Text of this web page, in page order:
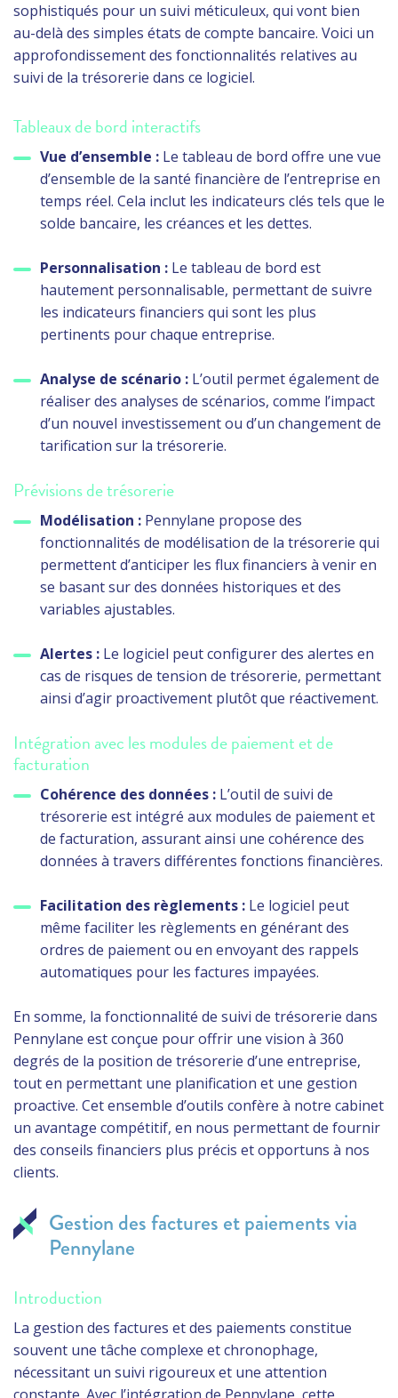
sophistiqués pour un suivi méticuleux, qui vont bien
au-delà des simples états de compte bancaire. Voici un
approfondissement des fonctionnalités relatives au
suivi de la trésorerie dans ce logiciel.
Tableaux de bord interactifs
Vue d’ensemble : Le tableau de bord offre une vue
d’ensemble de la santé financière de l’entreprise en
temps réel. Cela inclut les indicateurs clés tels que le
solde bancaire, les créances et les dettes.
Personnalisation : Le tableau de bord est
hautement personnalisable, permettant de suivre
les indicateurs financiers qui sont les plus
pertinents pour chaque entreprise.
Analyse de scénario : L’outil permet également de
réaliser des analyses de scénarios, comme l’impact
d’un nouvel investissement ou d’un changement de
tarification sur la trésorerie.
Prévisions de trésorerie
Modélisation : Pennylane propose des
fonctionnalités de modélisation de la trésorerie qui
permettent d’anticiper les flux financiers à venir en
se basant sur des données historiques et des
variables ajustables.
Alertes : Le logiciel peut configurer des alertes en
cas de risques de tension de trésorerie, permettant
ainsi d’agir proactivement plutôt que réactivement.
Intégration avec les modules de paiement et de
facturation
Cohérence des données : L’outil de suivi de
trésorerie est intégré aux modules de paiement et
de facturation, assurant ainsi une cohérence des
données à travers différentes fonctions financières.
Facilitation des règlements : Le logiciel peut
même faciliter les règlements en générant des
ordres de paiement ou en envoyant des rappels
automatiques pour les factures impayées.
En somme, la fonctionnalité de suivi de trésorerie dans
Pennylane est conçue pour offrir une vision à 360
degrés de la position de trésorerie d’une entreprise,
tout en permettant une planification et une gestion
proactive. Cet ensemble d’outils confère à notre cabinet
un avantage compétitif, en nous permettant de fournir
des conseils financiers plus précis et opportuns à nos
clients.
Gestion des factures et paiements via
Pennylane
Introduction
La gestion des factures et des paiements constitue
souvent une tâche complexe et chronophage,
nécessitant un suivi rigoureux et une attention